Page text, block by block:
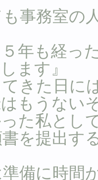
事務室の
年も経っ
ます』
きた日に
もうない
た私とし
を提出す
備に時間